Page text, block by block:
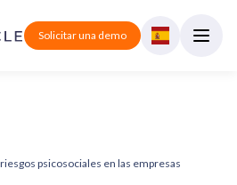
Solicitar una demo
psicosociales en las empresas